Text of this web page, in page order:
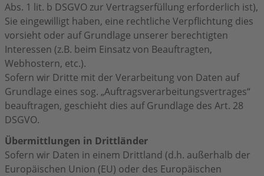
Abs. 1 lit. b DSGVO zur Vertragserfüllung erforderlich ist),
Sie eingewilligt haben, eine rechtliche Verpflichtung dies
vorsieht oder auf Grundlage unserer berechtigten
Interessen (z.B. beim Einsatz von Beauftragten,
Webhostern, etc.).
Sofern wir Dritte mit der Verarbeitung von Daten auf
Grundlage eines sog. „Auftragsverarbeitungsvertrages“
beauftragen, geschieht dies auf Grundlage des Art. 28
DSGVO.
Übermittlungen in Drittländer
Sofern wir Daten in einem Drittland (d.h. außerhalb der
Europäischen Union (EU) oder des Europäischen